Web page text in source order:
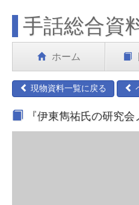
手話総合資
ホーム
現物資料一覧に戻る
『伊東雋祐氏の研究